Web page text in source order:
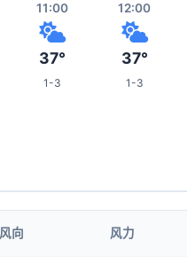
11:00
37°
1-3
12:00
37°
1-3
1-3 1-3
风向 风力